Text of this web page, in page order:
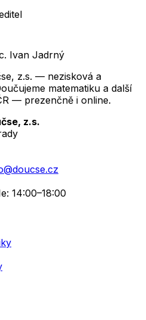
Ivan Jadrný
z.s. — nezisková a
matematiku a další
— prezenčně i online.
z.s.
14:00–18:00